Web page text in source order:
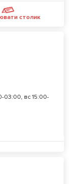
столик
03:00, вс 15:00-